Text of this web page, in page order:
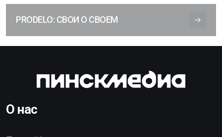
PRODELO: СВОИ О СВОЕМ
О нас